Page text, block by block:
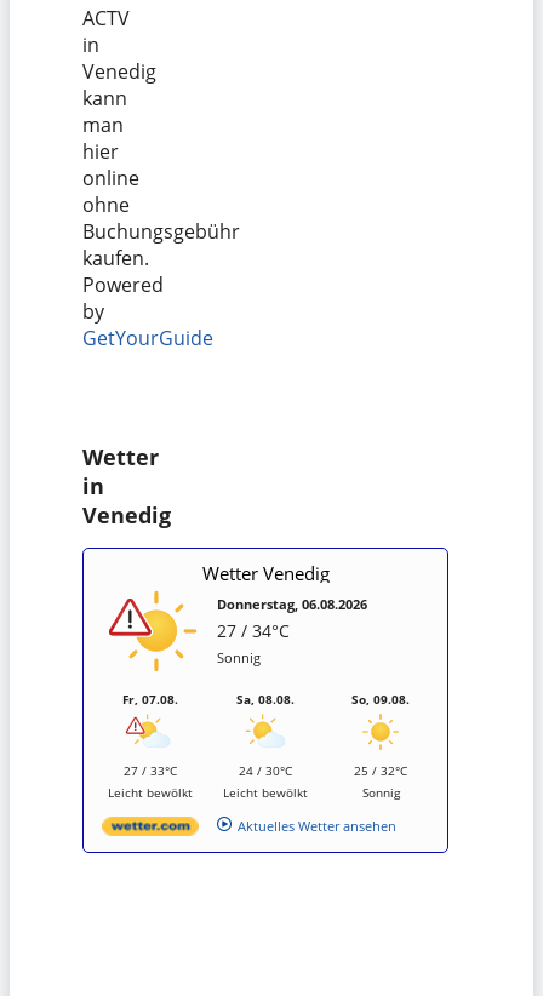
ACTV
in
Venedig
kann
man
hier
online
ohne
Buchungsgebühr
kaufen.
Powered
by
GetYourGuide
Wetter
in
Venedig
Wetter Venedig
Donnerstag, 06.08.2026
27 / 34°C
Sonnig
Fr, 07.08.
27 / 33°C
Leicht bewölkt
Sa, 08.08.
24 / 30°C
Leicht bewölkt
So, 09.08.
25 / 32°C
Sonnig
Aktuelles Wetter ansehen